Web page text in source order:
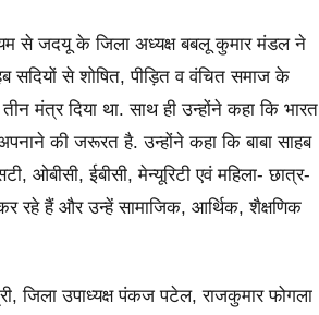
से जदयू के जिला अध्यक्ष बबलू कुमार मंडल ने
सदियों से शोषित, पीड़ित व वंचित समाज के
मंत्र दिया था. साथ ही उन्होंने कहा कि भारत
की जरूरत है. उन्होंने कहा कि बाबा साहब
ओबीसी, ईबीसी, मेन्यूरिटी एवं महिला- छात्र-
रहे हैं और उन्हें सामाजिक, आर्थिक, शैक्षणिक
जिला उपाध्यक्ष पंकज पटेल, राजकुमार फोगला